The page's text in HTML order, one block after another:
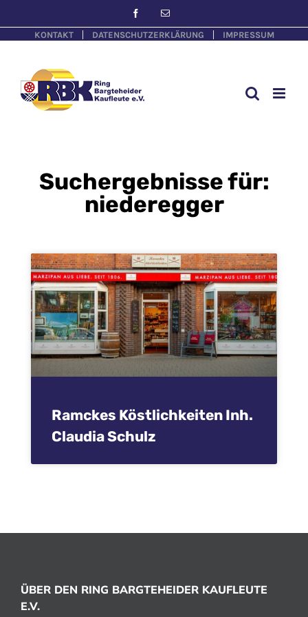
KONTAKT DATENSCHUTZERKLÄRUNG IMPRESSUM
Suchergebnisse für:
niederegger
Ramckes Köstlichkeiten Inh.
Claudia Schulz
ÜBER DEN RING BARGTEHEIDER KAUFLEUTE
E.V.